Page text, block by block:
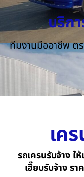
บริก
ทีมงานมืออาชีพ ต
เค
รถเครนรับจ้าง ใ
เฮี๊ยบรับจ้าง ร